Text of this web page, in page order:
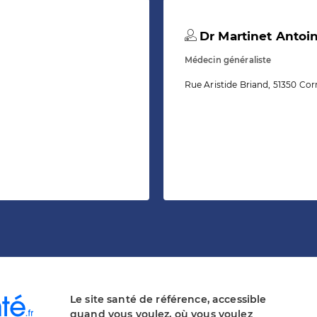
Dr Martinet
Médecin généraliste
Rue Aristide Briand, 51350
Le site santé de référence, accessible